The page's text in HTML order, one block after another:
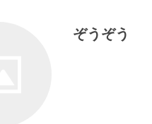
ぞうぞう